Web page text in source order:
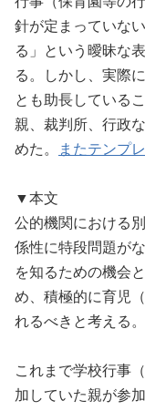
針が定まっていな
る」という曖昧な
る。しかし、実際
とも助長している
親、裁判所、行政
めた。
またテンプ
▼本文
公的機関における
係性に特段問題が
を知るための機会
め、積極的に育児
れるべきと考える。
これまで学校行事
加していた親が参